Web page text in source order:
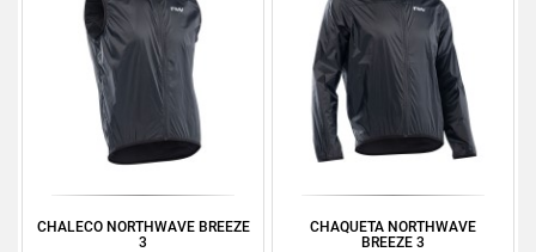
CHALECO NORTHWAVE BREEZE
3
CHAQUETA NORTHWAVE
BREEZE 3